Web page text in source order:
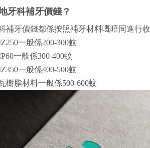
牙科補牙價錢？
補牙價錢都係按照補牙材料嘅唔同進行
一般係200-300蚊
一般係300-400蚊
一般係400-500蚊
樹脂材料一般係500-600蚊